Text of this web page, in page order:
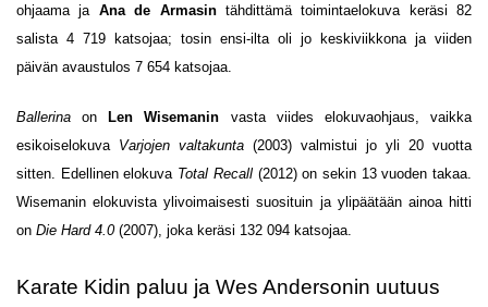
ohjaama ja Ana de Armasintähdittämä toimintaelokuva keräsi 82
salista 4 719 katsojaa; tosin ensi-ilta oli jo keskiviikkona ja viiden
päivän avaustulos 7 654 katsojaa.
Ballerina on Len Wisemanin vasta viides elokuvaohjaus, vaikka
esikoiselokuva Varjojen valtakunta (2003) valmistui jo yli 20 vuotta
sitten. Edellinen elokuva Total Recall(2012) on sekin 13 vuoden takaa.
Wisemanin elokuvista ylivoimaisesti suosituin ja ylipäätään ainoa hitti
on Die Hard 4.0(2007), joka keräsi 132 094 katsojaa.
Karate Kidin paluu ja Wes Andersonin uutuus